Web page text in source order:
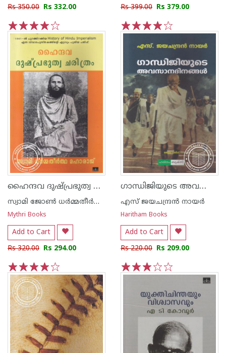
Rs 350.00 Rs 332.00
5
4
3
2
1
Rs 399.00 Rs 379.00
5
4
3
2
1
ഹൈന്ദവ ദുഷ്പ്രഭുത്വ ചരിത്രം
സ്വാമി ജോണ്‍ ധര്‍മ്മതീര്‍ത്ഥന്‍
Mythri Books
Add to Cart
Rs 320.00 Rs 294.00
5
4
3
2
1
ഗാന്ധിജിയുടെ അവസാന ദിനങ്ങള്‍
എസ്‌ ജയചന്ദ്രന്‍‌ നായര്‍‌
Haritham Books
Add to Cart
Rs 220.00 Rs 209.00
5
4
3
2
1